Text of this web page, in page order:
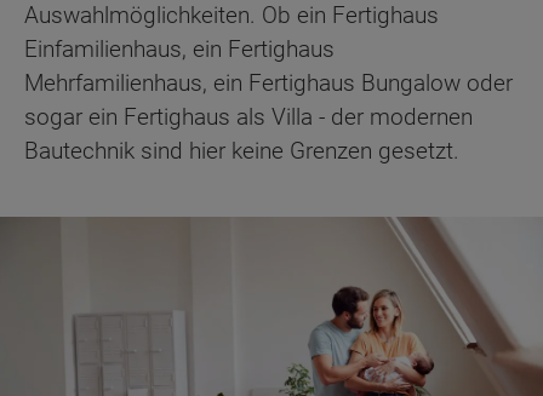
Auswahlmöglichkeiten. Ob ein Fertighaus
Einfamilienhaus, ein Fertighaus
Mehrfamilienhaus, ein Fertighaus Bungalow oder
sogar ein Fertighaus als Villa - der modernen
Bautechnik sind hier keine Grenzen gesetzt.